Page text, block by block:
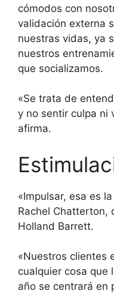
cómodos con
validación externa
nuestras vidas, ya
nuestros
que socializamos.
«Se trata de
y no sentir culpa ni
afirma.
«Impulsar, esa es
Rachel Chatterton,
Holland Barrett.
«Nuestros clientes
cualquier cosa que
año se centrará en